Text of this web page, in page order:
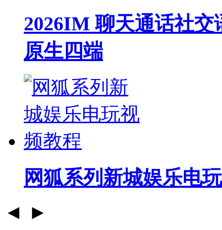
2026IM 聊天通话社交
原生四端
网狐系列新城娱乐电
◄ ►